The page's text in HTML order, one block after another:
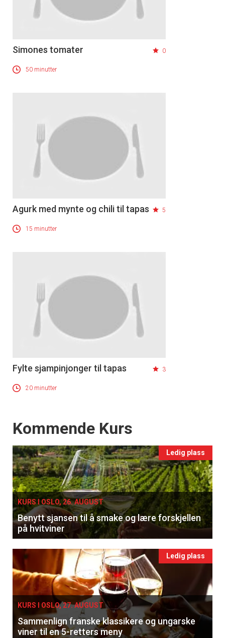
×
Få ukentlige nyhetsbrev fra
Apéritif
Vi tilbyr flere ukentlige nyhetsbrev. Du
kan fritt velge hvilke du ønsker å få
tilsendt.
Registrer deg
Simones tomater 0
50 minutter
Agurk med mynte og chili til tapas 5
15 minutter
Fylte sjampinjonger til tapas 3
20 minutter
Events
Kommende Kurs
Ledig plass
KURS I OSLO, 26. AUGUST
Benytt sjansen til å smake og lære forskjellen
på hvitviner
Ledig plass
KURS I OSLO, 27. AUGUST
Sammenlign franske klassikere og ungarske
viner til en 5-retters meny